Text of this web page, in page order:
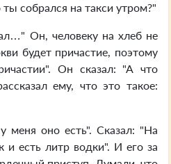
ты собрался на такси утром?"
Он, человеку на хлеб не
будет причастие, поэтому
Он сказал: "А что
ему, что это такое:
меня оно есть". Сказал: "На
и есть литр водки". И его за